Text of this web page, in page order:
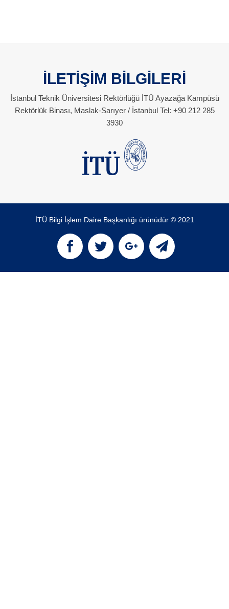
İLETİŞİM BİLGİLERİ
İstanbul Teknik Üniversitesi Rektörlüğü İTÜ Ayazağa Kampüsü
Rektörlük Binası, Maslak-Sarıyer / İstanbul Tel: +90 212 285
3930
İTÜ Bilgi İşlem Daire Başkanlığı ürünüdür © 2021